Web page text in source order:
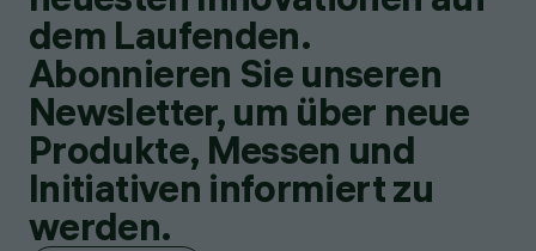
dem Laufenden.
Abonnieren Sie unseren
Newsletter, um über neue
Produkte, Messen und
Initiativen informiert zu
werden.